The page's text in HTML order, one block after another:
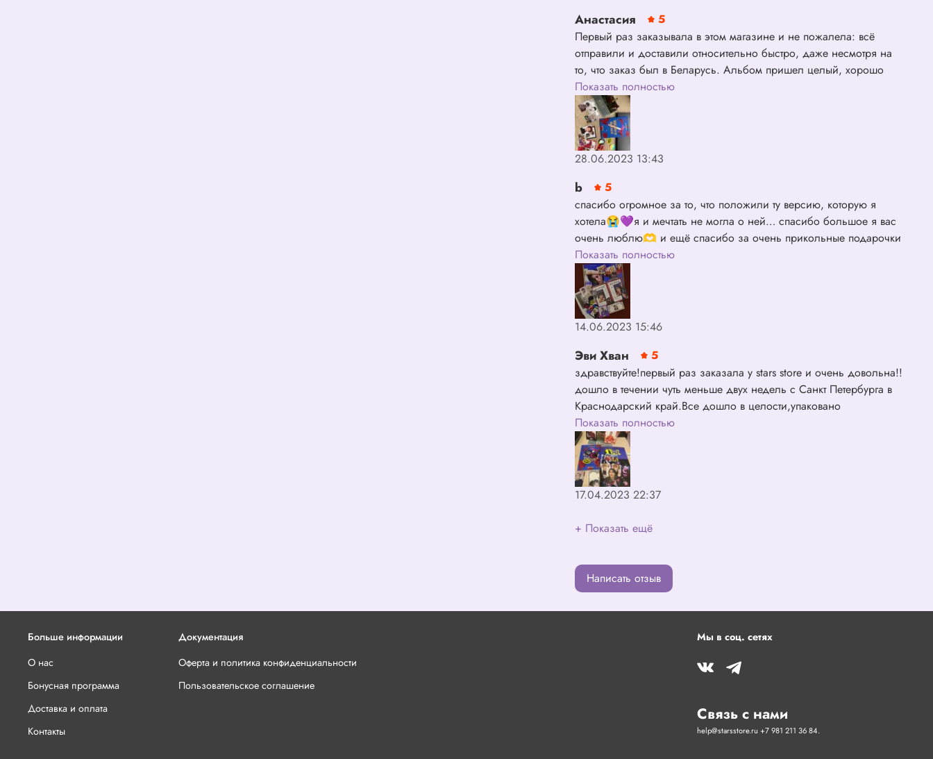
Анастасия
5
Первый раз заказывала в этом магазине и не пожалела: всё
отправили и доставили относительно быстро, даже несмотря на
то, что заказ был в Беларусь. Альбом пришел целый, хорошо
упакованный (мне очень понравилась оберточная бумага). Также
порадовали подарочки в виде неоф. карточек и доллара с
прекрасным мужчиной. Наполнение альбома отличное,
единственное, как многие и писали, из-за скобы от упаковки
наклеек на обоих поларойдах небольшой дефект, но по мне это
получилось, но очень порадовало то, что положили 4 версию,
как я и хотела. В общем большое спасибо starsstore за отличную
работу!
Показать полностью
28.06.2023 13:43
b
5
спасибо огромное за то, что положили ту версию, которую я
хотела😭💜я и мечтать не могла о ней… спасибо большое я вас
очень люблю🫶 и ещё спасибо за очень прикольные подарочки
с Чонсу и Сынмином💖я думала, что мне такие карты не положат
и очень обрадовалась, когда увидела!! вы просто лучшие,
исполнили все мои мечты💘
Показать полностью
14.06.2023 15:46
Эви Хван
5
здравствуйте!первый раз заказала у stars store и очень довольна!!
дошло в течении чуть меньше двух недель с Санкт Петербурга в
Краснодарский край.Все дошло в целости,упаковано
качественно!Благодарю за милые подарочки 💋
Показать полностью
17.04.2023 22:37
+ Показать ещё
Написать отзыв
Больше информации
О нас
Бонусная программа
Доставка и оплата
Контакты
Документация
Оферта и политика конфиденциальности
Пользовательское соглашение
Мы в соц. сетях
Связь с нами
help@starsstore.ru +7 981 211 36 84.